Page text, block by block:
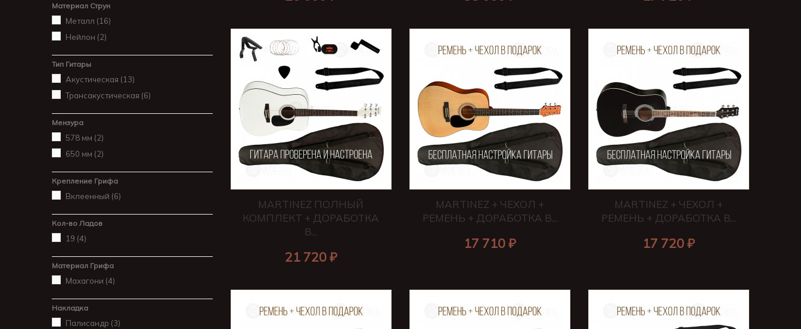
Материал Струн
Металл (16)
Нейлон (2)
Тип Гитары
Акустическая (13)
Трансакустическая (6)
Мензура
578 мм (2)
650 мм (2)
Крепление Грифа
Вклеенный (6)
Кол-во Ладов
19 (4)
Материал Грифа
Махагони (4)
Накладка
Палисандр (3)
MARTINEZ ПОЛНЫЙ
КОМПЛЕКТ + ДОРАБОТКА
В...
21 720 ₽
MARTINEZ + ЧЕХОЛ +
РЕМЕНЬ + ДОРАБОТКА В...
17 710 ₽
MARTINEZ + ЧЕХОЛ +
РЕМЕНЬ + ДОРАБОТКА В...
17 720 ₽